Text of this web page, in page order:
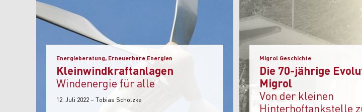
Energieberatung, Erneuerbare Energien
Kleinwindkraftanlagen
Windenergie für alle
12. Juli 2022 – Tobias Schölzke
Migrol Geschichte
Die 70-jährige
Migrol
Von der kleinen
Hinterhoftankstelle